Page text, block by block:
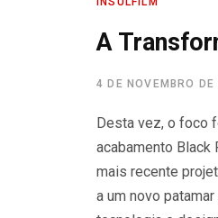
A
4 DE NOVEMBRO
Desta vez, o foco
acabamento Black
mais recente
a um novo